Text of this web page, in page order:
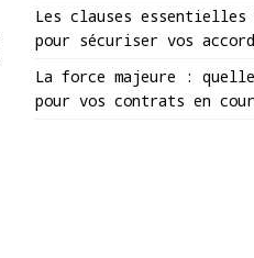
Les clauses essentielles
pour sécuriser vos
La force majeure :
pour vos contrats en